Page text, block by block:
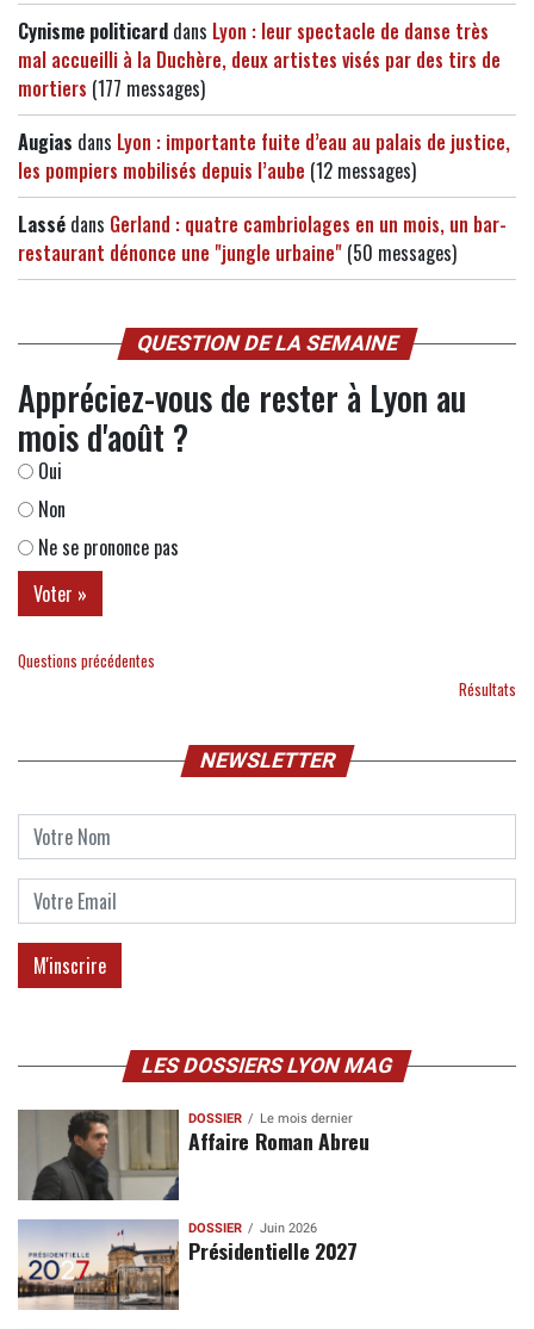
Cynisme politicard dans Lyon : leur spectacle de danse très
mal accueilli à la Duchère, deux artistes visés par des tirs de
mortiers (177 messages)
Augias dans Lyon : importante fuite d’eau au palais de justice,
les pompiers mobilisés depuis l’aube (12 messages)
Lassé dans Gerland : quatre cambriolages en un mois, un bar-
restaurant dénonce une "jungle urbaine" (50 messages)
QUESTION DE LA SEMAINE
Appréciez-vous de rester à Lyon au
mois d'août ?
Oui
Non
Ne se prononce pas
Questions précédentes
Résultats
NEWSLETTER
LES DOSSIERS LYON MAG
DOSSIER Le mois dernier
Affaire Roman Abreu
DOSSIER Juin 2026
Présidentielle 2027